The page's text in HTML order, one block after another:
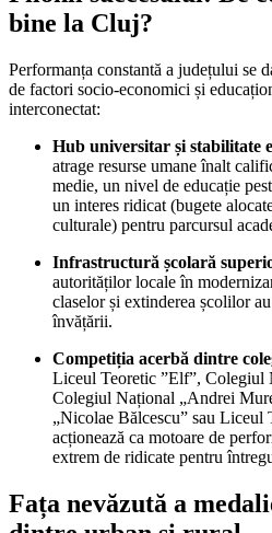
bine la Cluj?
Performanța constantă a județului se
de factori socio-economici și
interconectat:
Hub universitar și stabilitate
atrage resurse umane înalt
medie, un nivel de educație
un interes ridicat (bugete
culturale) pentru parcursul
Infrastructură școlară
autorităților locale în
claselor și extinderea școlilor
învățării.
Competiția acerbă dintre
Liceul Teoretic ”Elf”, Colegiul
Colegiul Național „Andrei
„Nicolae Bălcescu” sau Liceul
acționează ca motoare de
extrem de ridicate pentru
Fața nevăzută a